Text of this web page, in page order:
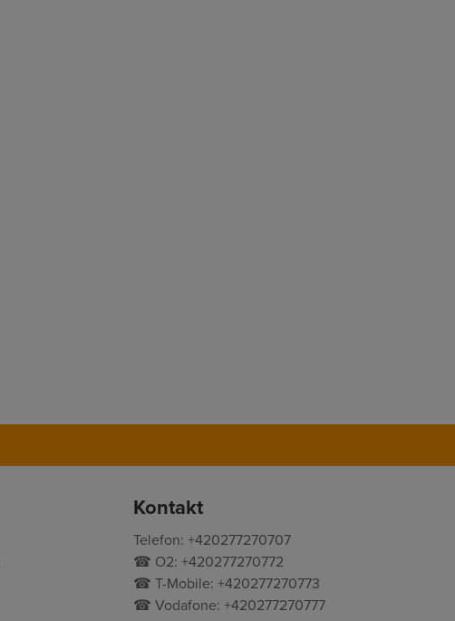
Kontakt
Telefon: +420277270707
☎ O2: +420277270772
☎ T-Mobile: +420277270773
☎ Vodafone: +420277270777